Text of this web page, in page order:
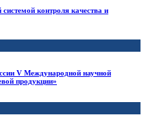
контроля качества и
V Международной научной
продукции»